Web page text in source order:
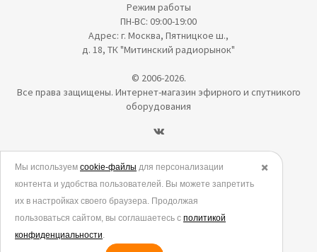
Режим работы
ПН-ВС: 09:00-19:00
Адрес: г. Москва, Пятницкое ш.,
д. 18, ТК "Митинский радиорынок"
© 2006-2026.
Все права защищены. Интернет-магазин эфирного и спутникого
оборудования
Политика в отношении обработки персональных данных
Согласие на обработку персональных данных
Согласие на обработку данных метрическими программами
Политика использования cookies
✖️
Мы используем cookie-файлы для персонализации
контента и удобства пользователей. Вы можете запретить
их в настройках своего браузера. Продолжая
пользоваться сайтом, вы соглашаетесь с политикой
конфиденциальности.